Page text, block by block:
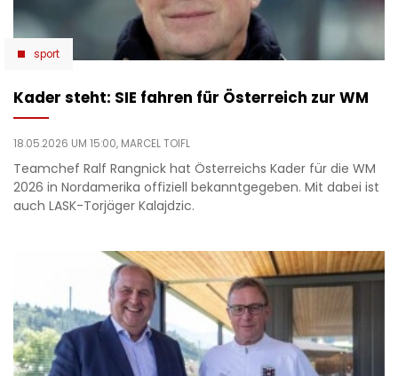
sport
Kader steht: SIE fahren für Österreich zur WM
18.05.2026 UM 15:00, MARCEL TOIFL
Teamchef Ralf Rangnick hat Österreichs Kader für die WM
2026 in Nordamerika offiziell bekanntgegeben. Mit dabei ist
auch LASK-Torjäger Kalajdzic.